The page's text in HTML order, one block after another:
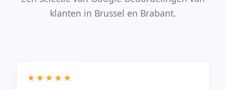
klanten in Brussel en Brabant.
★★★★★